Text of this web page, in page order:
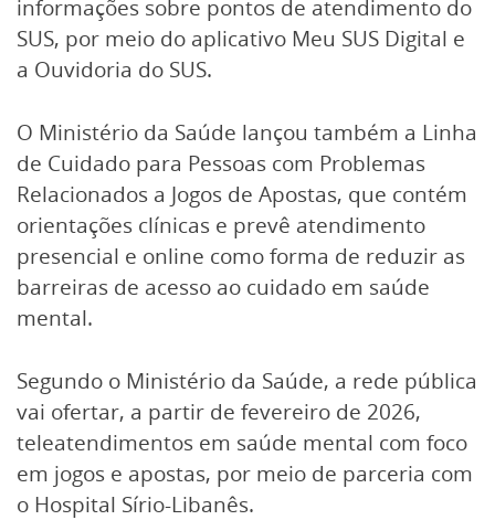
informações sobre pontos de atendimento do
SUS, por meio do aplicativo Meu SUS Digital e
a Ouvidoria do SUS.
O Ministério da Saúde lançou também a Linha
de Cuidado para Pessoas com Problemas
Relacionados a Jogos de Apostas, que contém
orientações clínicas e prevê atendimento
presencial e online como forma de reduzir as
barreiras de acesso ao cuidado em saúde
mental.
Segundo o Ministério da Saúde, a rede pública
vai ofertar, a partir de fevereiro de 2026,
teleatendimentos em saúde mental com foco
em jogos e apostas, por meio de parceria com
o Hospital Sírio-Libanês.